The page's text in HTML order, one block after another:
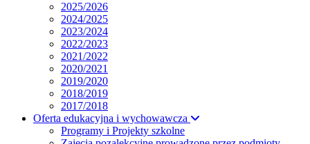
2025/2026
2024/2025
2023/2024
2022/2023
2021/2022
2020/2021
2019/2020
2018/2019
2017/2018
Oferta edukacyjna i wychowawcza
Programy i Projekty szkolne